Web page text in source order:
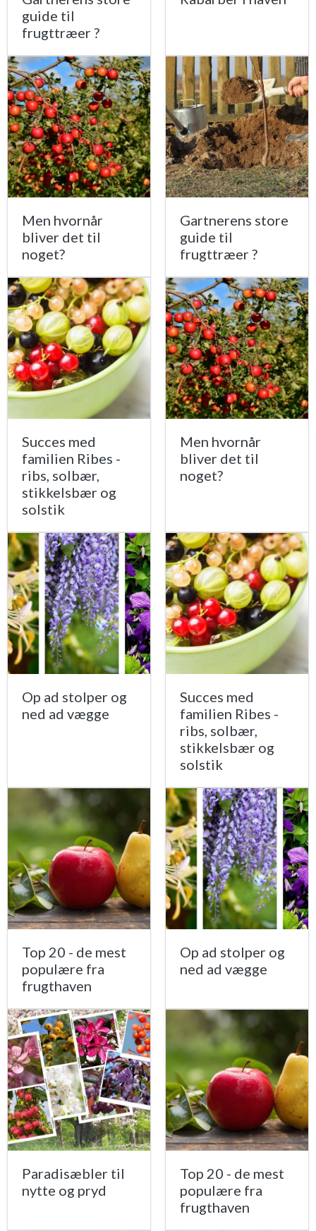
guide til
frugttræer ?
Men hvornår
bliver det til
noget?
Gartnerens store
guide til
frugttræer ?
Succes med
familien Ribes -
ribs, solbær,
stikkelsbær og
solstik
Men hvornår
bliver det til
noget?
Op ad stolper og
ned ad vægge
Succes med
familien Ribes -
ribs, solbær,
stikkelsbær og
solstik
Top 20 - de mest
populære fra
frugthaven
Op ad stolper og
ned ad vægge
Paradisæbler til
nytte og pryd
Top 20 - de mest
populære fra
frugthaven